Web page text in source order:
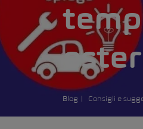
Blog Consigli e